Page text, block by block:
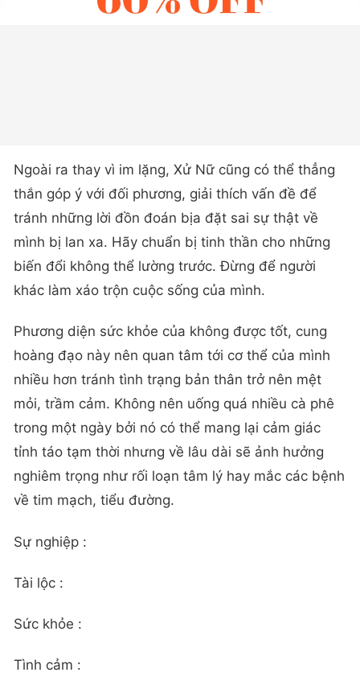
Ngoài ra thay vì im lặng, Xử Nữ cũng có thể thẳng
thắn góp ý với đối phương, giải thích vấn đề để
tránh những lời đồn đoán bịa đặt sai sự thật về
mình bị lan xa. Hãy chuẩn bị tinh thần cho những
biến đổi không thể lường trước. Đừng để người
khác làm xáo trộn cuộc sống của mình.
Phương diện sức khỏe của không được tốt, cung
hoàng đạo này nên quan tâm tới cơ thể của mình
nhiều hơn tránh tình trạng bản thân trở nên mệt
mỏi, trầm cảm. Không nên uống quá nhiều cà phê
trong một ngày bởi nó có thể mang lại cảm giác
tỉnh táo tạm thời nhưng về lâu dài sẽ ảnh hưởng
nghiêm trọng như rối loạn tâm lý hay mắc các bệnh
về tim mạch, tiểu đường.
Sự nghiệp :
Tài lộc :
Sức khỏe :
Tình cảm :